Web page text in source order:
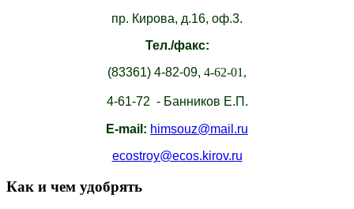
пр. Кирова, д.16, оф.3.
Тел./факс:
(83361) 4-82-09, 4-62-01,
4-61-72 - Банников Е.П.
E-mail: himsouz@mail.ru
ecostroy@ecos.kirov.ru
Как и чем удобрять